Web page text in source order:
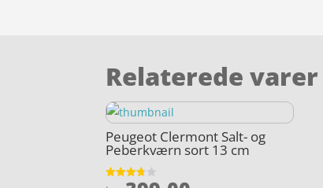
Relaterede varer
Peugeot Clermont Salt- og
Peberkværn sort 13 cm
Vurderet